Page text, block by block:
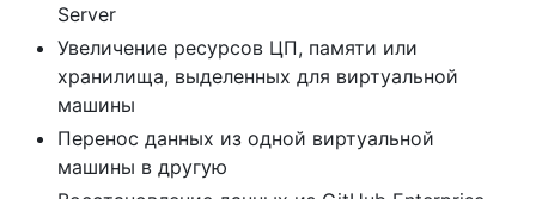
Server
Увеличение ресурсов ЦП, памяти или
хранилища, выделенных для виртуальной
машины
Перенос данных из одной виртуальной
машины в другую